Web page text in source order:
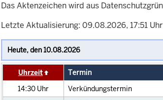
Das Aktenzeichen wird aus
Letzte Aktualisierung: 09.08.2026, 17:51 Uhr
Uhrzeit Termin
14:30 Uhr Verkündungstermin